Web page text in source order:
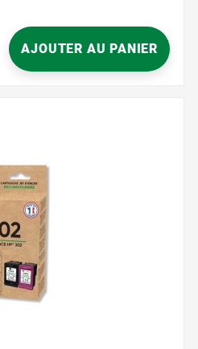
d’une...
AJOUTER AU PANIER